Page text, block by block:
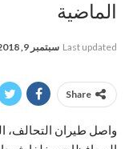
الماضية
Last updated سبتمبر 9, 2018
Share
واصل طيران التحالف،